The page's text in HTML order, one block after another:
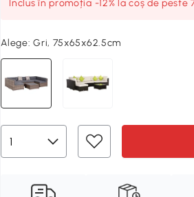
Inclus în promoția -12% la coș de peste
Alege:Gri, 75x65x62.5cm